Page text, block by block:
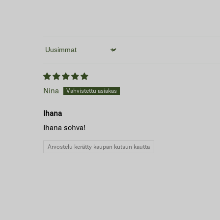
Sort by
Nina
Ihana
Ihana sohva!
Arvostelu kerätty kaupan kutsun kautta